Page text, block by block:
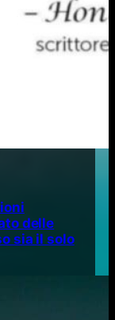
delle
sia il solo